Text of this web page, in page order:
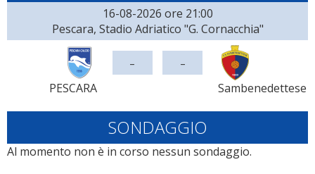
16-08-2026 ore 21:00
Pescara, Stadio Adriatico "G. Cornacchia"
PESCARA
- -
Sambenedettese
SONDAGGIO
Al momento non è in corso nessun sondaggio.